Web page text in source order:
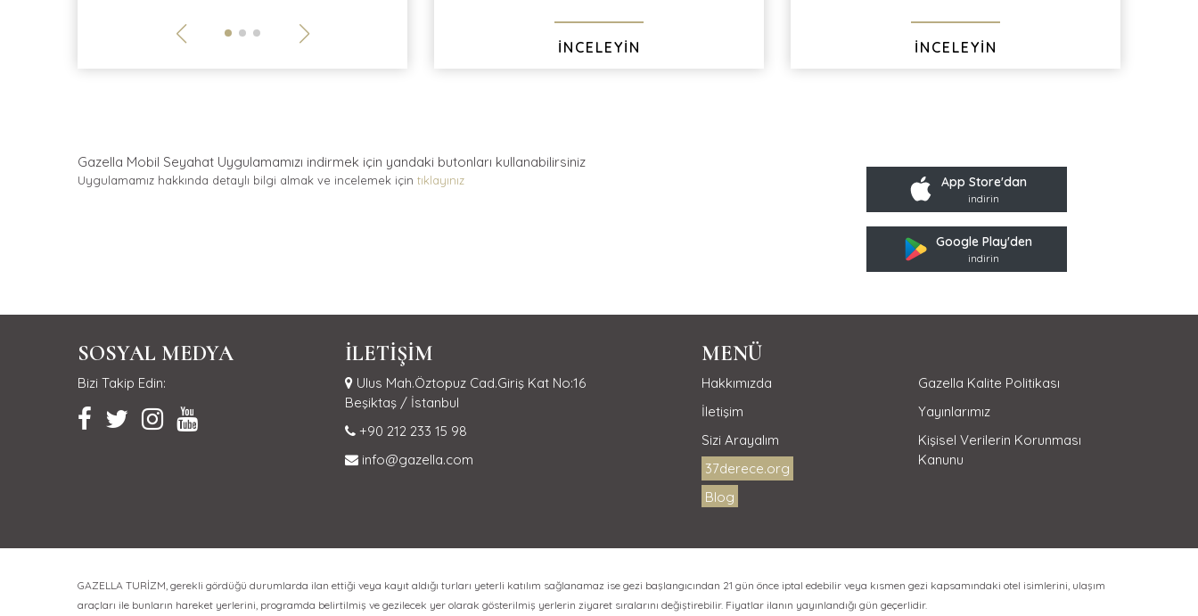
İNCELEYİN İNCELEYİN
Gazella Mobil Seyahat Uygulamamızı indirmek için yandaki butonları kullanabilirsiniz
Uygulamamız hakkında detaylı bilgi almak ve incelemek için tıklayınız App Store'dan
indirin
Google Play'den
indirin
SOSYAL MEDYA
Bizi Takip Edin:
İLETİŞİM
Ulus Mah.Öztopuz Cad.Giriş Kat No:16
Beşiktaş / İstanbul
+90 212 233 15 98
info@gazella.com
MENÜ
Hakkımızda
İletişim
Sizi Arayalım
37derece.org
Blog
Gazella Kalite Politikası
Yayınlarımız
Kişisel Verilerin Korunması
Kanunu
GAZELLA TURİZM, gerekli gördüğü durumlarda ilan ettiği veya kayıt aldığı turları yeterli katılım sağlanamaz ise gezi başlangıcından 21 gün önce iptal edebilir veya kısmen gezi kapsamındaki otel isimlerini, ulaşım
araçları ile bunların hareket yerlerini, programda belirtilmiş ve gezilecek yer olarak gösterilmiş yerlerin ziyaret sıralarını değiştirebilir. Fiyatlar ilanın yayınlandığı gün geçerlidir.